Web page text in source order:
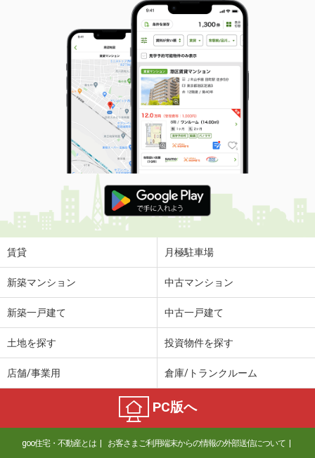
賃貸 月極駐車場
新築マンション 中古マンション
新築一戸建て 中古一戸建て
土地を探す 投資物件を探す
店舗/事業用 倉庫/トランクルーム
PC版へ
goo住宅・不動産とは お客さまご利用端末からの情報の外部送信について